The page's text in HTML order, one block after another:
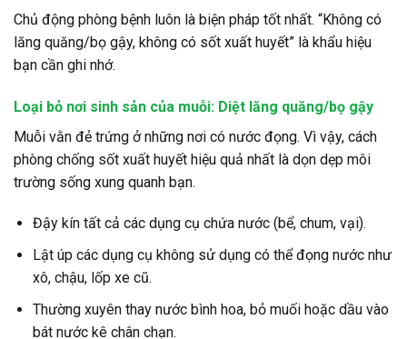
Chủ động phòng bệnh luôn là biện pháp tốt nhất. “Không có
lăng quăng/bọ gậy, không có sốt xuất huyết” là khẩu hiệu
bạn cần ghi nhớ.
Loại bỏ nơi sinh sản của muỗi: Diệt lăng quăng/bọ gậy
Muỗi vằn đẻ trứng ở những nơi có nước đọng. Vì vậy, cách
phòng chống sốt xuất huyết hiệu quả nhất là dọn dẹp môi
trường sống xung quanh bạn.
Đậy kín tất cả các dụng cụ chứa nước (bể, chum, vại).
Lật úp các dụng cụ không sử dụng có thể đọng nước như
xô, chậu, lốp xe cũ.
Thường xuyên thay nước bình hoa, bỏ muối hoặc dầu vào
bát nước kê chân chạn.